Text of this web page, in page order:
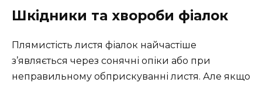
Шкідники та хвороби фіалок
Плямистість листя фіалок найчастіше
з’являється через сонячні опіки або при
неправильному обприскуванні листя. Але якщо